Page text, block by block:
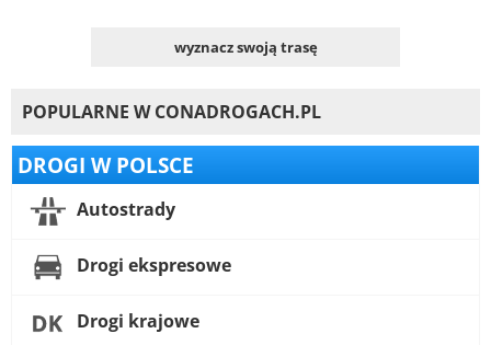
wyznacz swoją trasę
POPULARNE W CONADROGACH.PL
DROGI W POLSCE
Autostrady
Drogi ekspresowe
Drogi krajowe